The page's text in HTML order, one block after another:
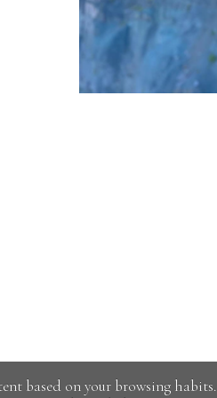
based on your browsing habits.